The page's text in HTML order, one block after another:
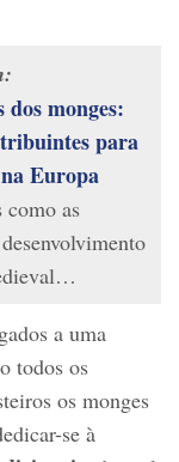
dos monges:
para
Europa
como as
a uma
todos os
os monges
se à